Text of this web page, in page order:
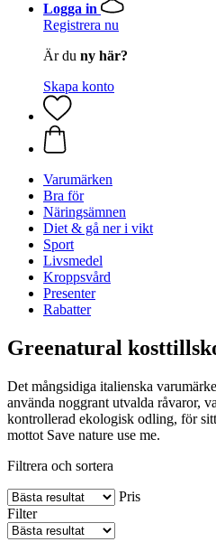
Logga in
Registrera nu
Är du ny här?
Skapa konto
Varumärken
Bra för
Näringsämnen
Diet & gå ner i vikt
Sport
Livsmedel
Kroppsvård
Presenter
Rabatter
Greenatural
Det mångsidiga italienska
använda noggrant utvalda råvaror,
kontrollerad ekologisk odling, för
mottot Save nature use me.
Filtrera och sortera
Pris
Filter